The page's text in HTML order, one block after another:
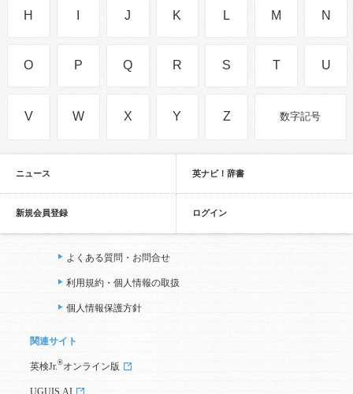
H J K L M N
O P Q R S T U
V W X Y Z 数字記号
ニュース 英ナビ！辞書
新規会員登録 ログイン
よくある質問・お問合せ
利用規約・個人情報の取扱
個人情報保護方針
関連サイト
英検Jr. ®オンライン版
UGUIS.AI